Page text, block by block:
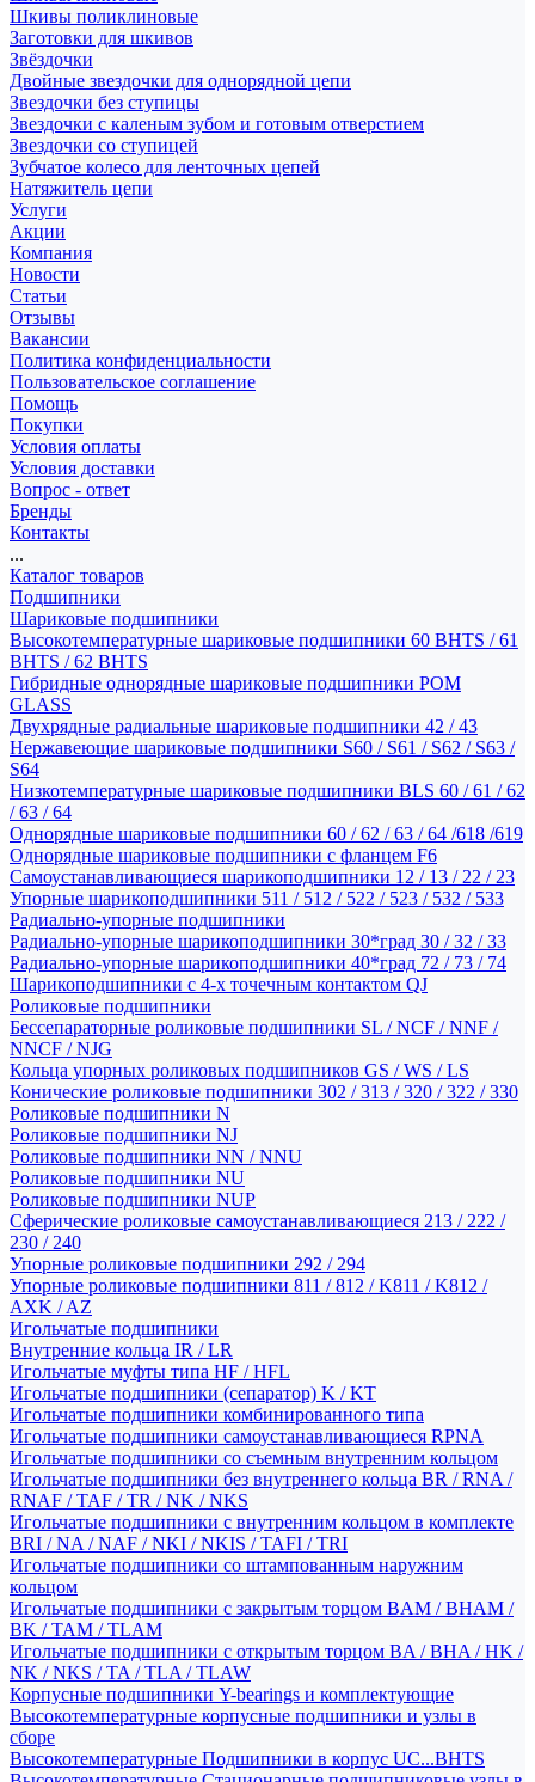
Шкивы поликлиновые
Заготовки для шкивов
Звёздочки
Двойные звездочки для однорядной цепи
Звездочки без ступицы
Звездочки с каленым зубом и готовым отверстием
Звездочки со ступицей
Зубчатое колесо для ленточных цепей
Натяжитель цепи
Услуги
Акции
Компания
Новости
Статьи
Отзывы
Вакансии
Политика конфиденциальности
Пользовательское соглашение
Помощь
Покупки
Условия оплаты
Условия доставки
Вопрос - ответ
Бренды
Контакты
...
Каталог товаров
Подшипники
Шариковые подшипники
Высокотемпературные шариковые подшипники 60 BHTS / 61
BHTS / 62 BHTS
Гибридные однорядные шариковые подшипники POM
GLASS
Двухрядные радиальные шариковые подшипники 42 / 43
Нержавеющие шариковые подшипники S60 / S61 / S62 / S63 /
S64
Низкотемпературные шариковые подшипники BLS 60 / 61 / 62
/ 63 / 64
Однорядные шариковые подшипники 60 / 62 / 63 / 64 /618 /619
Однорядные шариковые подшипники с фланцем F6
Самоустанавливающиеся шарикоподшипники 12 / 13 / 22 / 23
Упорные шарикоподшипники 511 / 512 / 522 / 523 / 532 / 533
Радиально-упорные подшипники
Радиально-упорные шарикоподшипники 30*град 30 / 32 / 33
Радиально-упорные шарикоподшипники 40*град 72 / 73 / 74
Шарикоподшипники с 4-х точечным контактом QJ
Роликовые подшипники
Бессепараторные роликовые подшипники SL / NCF / NNF /
NNCF / NJG
Кольца упорных роликовых подшипников GS / WS / LS
Конические роликовые подшипники 302 / 313 / 320 / 322 / 330
Роликовые подшипники N
Роликовые подшипники NJ
Роликовые подшипники NN / NNU
Роликовые подшипники NU
Роликовые подшипники NUP
Сферические роликовые самоустанавливающиеся 213 / 222 /
230 / 240
Упорные роликовые подшипники 292 / 294
Упорные роликовые подшипники 811 / 812 / K811 / K812 /
AXK / AZ
Игольчатые подшипники
Внутренние кольца IR / LR
Игольчатые муфты типа HF / HFL
Игольчатые подшипники (сепаратор) K / KT
Игольчатые подшипники комбинированного типа
Игольчатые подшипники самоустанавливающиеся RPNA
Игольчатые подшипники со съемным внутренним кольцом
Игольчатые подшипники без внутреннего кольца BR / RNA /
RNAF / TAF / TR / NK / NKS
Игольчатые подшипники с внутренним кольцом в комплекте
BRI / NA / NAF / NKI / NKIS / TAFI / TRI
Игольчатые подшипники со штампованным наружним
кольцом
Игольчатые подшипники с закрытым торцом BAM / BHAM /
BK / TAM / TLAM
Игольчатые подшипники с открытым торцом BA / BHA / HK /
NK / NKS / TA / TLA / TLAW
Корпусные подшипники Y-bearings и комплектующие
Высокотемпературные корпусные подшипники и узлы в
сборе
Высокотемпературные Подшипники в корпус UC...BHTS